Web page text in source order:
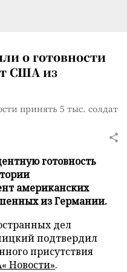
о готовности
США из
принять 5 тыс. солдат
готовность
американских
из Германии.
дел
подтвердил
присутствия
Новости».